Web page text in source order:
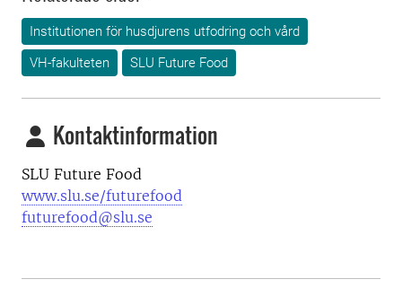
Institutionen för husdjurens utfodring och vård
VH-fakulteten
SLU Future Food
Kontaktinformation
SLU Future Food
www.slu.se/futurefood
futurefood@slu.se